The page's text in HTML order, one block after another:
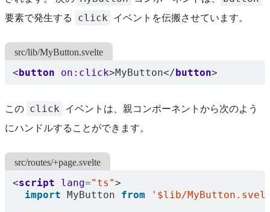
要素で発生する click イベントを伝搬させています。
src/lib/MyButton.svelte
<button on:click>MyButton</button>
この click
イベントは、親コンポーネントから次のよう
にハンドルすることができます。
src/routes/+page.svelte
<script lang="ts">
import MyButton from '$lib/